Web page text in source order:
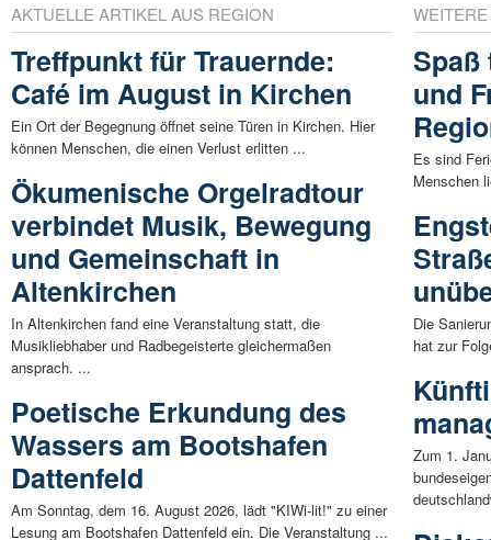
AKTUELLE ARTIKEL AUS REGION
Treffpunkt für Trauernde:
Café im August in Kirchen
Ein Ort der Begegnung öffnet seine Türen in Kirchen. Hier
können Menschen, die einen Verlust erlitten ...
Ökumenische Orgelradtour
verbindet Musik, Bewegung
und Gemeinschaft in
Altenkirchen
In Altenkirchen fand eine Veranstaltung statt, die
Musikliebhaber und Radbegeisterte gleichermaßen
ansprach. ...
Poetische Erkundung des
Wassers am Bootshafen
Dattenfeld
Am Sonntag, dem 16. August 2026, lädt "KIWi-lit!" zu einer
Lesung am Bootshafen Dattenfeld ein. Die Veranstaltung ...
Spaß
und
Es sind
Menschen
Die
hat zur
Zum 1.